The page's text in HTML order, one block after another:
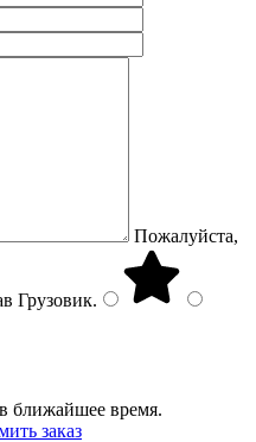
Пожалуйста,
Грузовик.
ближайшее время.
заказ